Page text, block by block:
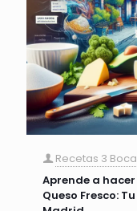
Recetas 3
Aprende a
Queso Fresco: